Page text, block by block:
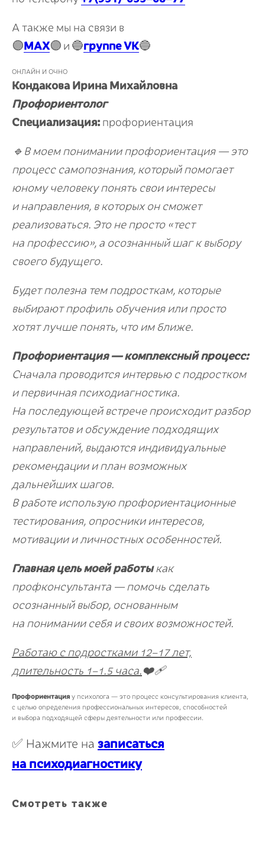
А также мы на связи в
🟣 MAX🟣 и 🔵группе VK🔵
ОНЛАЙН И ОЧНО
Кондакова Ирина Михайловна
Профориентолог
Специализация: профориентация
🔹В моем понимании профориентация — это
процесс самопознания, который помогает
юному человеку понять свои интересы
и направления, в которых он сможет
реализоваться. Это не просто «тест
на профессию», а осознанный шаг к выбору
своего будущего.
Будет полезна тем подросткам, которые
выбирают профиль обучения или просто
хотят лучше понять, что им ближе.
Профориентация — комплексный процесс:
Сначала проводится интервью с подростком
и первичная психодиагностика.
На последующей встрече происходит разбор
результатов и обсуждение подходящих
направлений, выдаются индивидуальные
рекомендации и план возможных
дальнейших шагов.
В работе использую профориентационные
тестирования, опросники интересов,
мотивации и личностных особенностей.
Главная цель моей работыкак
профконсультанта — помочь сделать
осознанный выбор, основанным
на понимании себя и своих возможностей.
Работаю с подростками 12−17 лет,
длительность 1−1.5 часа.❤️‍🩹
Профориентация у психолога — это процесс консультирования клиента,
с целью определения профессиональных интересов, способностей
и выбора подходящей сферы деятельности или профессии.
✅ Нажмите на записаться
на психодиагностику
Смотреть также